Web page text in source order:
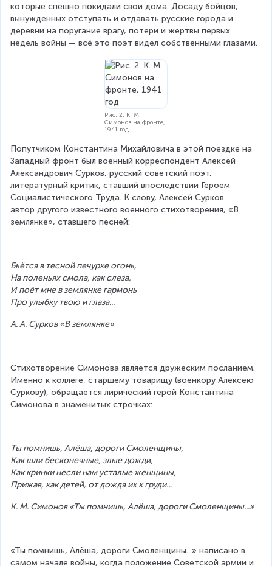
которые спешно покидали свои дома. Досаду бойцов,
вынужденных отступать и отдавать русские города и
деревни на поругание врагу, потери и жертвы первых
недель войны — всё это поэт видел собственными глазами.
Рис. 2. К. М.
Симонов на фронте,
1941 год
Попутчиком Константина Михайловича в этой поездке на
Западный фронт был военный корреспондент Алексей
Александрович Сурков, русский советский поэт,
литературный критик, ставший впоследствии Героем
Социалистического Труда. К слову, Алексей Сурков ―
автор другого известного военного стихотворения, «В
землянке», ставшего песней:
Бьётся в тесной печурке огонь,
На поленьях смола, как слеза,
И поёт мне в землянке гармонь
Про улыбку твою и глаза...
А. А. Сурков «В землянке»
Стихотворение Симонова является дружеским посланием.
Именно к коллеге, старшему товарищу (военкору Алексею
Суркову), обращается лирический герой Константина
Симонова в знаменитых строчках:
Ты помнишь, Алёша, дороги Смоленщины,
Как шли бесконечные, злые дожди,
Как кринки несли нам усталые женщины,
Прижав, как детей, от дождя их к груди…
К. М. Симонов «Ты помнишь, Алёша, дороги Смоленщины...»
«Ты помнишь, Алёша, дороги Смоленщины...» написано в
самом начале войны, когда положение Советской армии и